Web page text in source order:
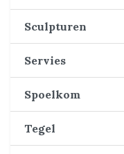
Sculpturen
Servies
Spoelkom
Tegel